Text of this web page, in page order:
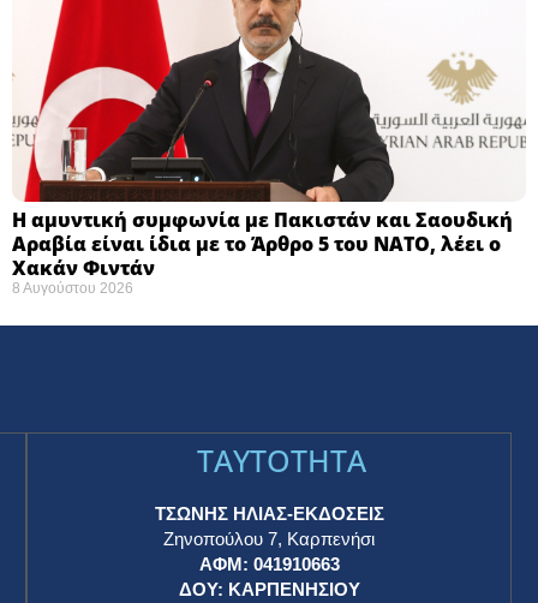
Η αμυντική συμφωνία με Πακιστάν και Σαουδική
Αραβία είναι ίδια με το Άρθρο 5 του ΝΑΤΟ, λέει ο
Χακάν Φιντάν
8 Αυγούστου 2026
TAYTOTHTA
ΤΣΩΝΗΣ ΗΛΙΑΣ-ΕΚΔΟΣΕΙΣ
Ζηνοπούλου 7, Καρπενήσι
ΑΦΜ: 041910663
ΔΟΥ: ΚΑΡΠΕΝΗΣΙΟΥ